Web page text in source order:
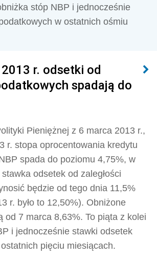
stóp NBP i jednocześnie
w ostatnich ośmiu
r. odsetki od
spadają do
Pieniężnej z 6 marca 2013 r.,
r. stopa oprocentowania kredytu
spada do poziomu 4,75%, w
odsetek od zaległości
będzie od tego dnia 11,5%
r. było to 12,50%). Obniżone
od 7 marca 8,63%. To piąta z kolei
i jednocześnie stawki odsetek
pięciu miesiącach.